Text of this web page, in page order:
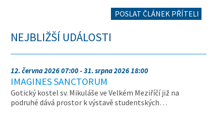
POSLAT ČLÁNEK PŘÍTELI
NEJBLIŽŠÍ UDÁLOSTI
12. června 2026 07:00 - 31. srpna 2026 18:00
IMAGINES SANCTORUM
Gotický kostel sv. Mikuláše ve Velkém Meziříčí již na
podruhé dává prostor k výstavě studentských…